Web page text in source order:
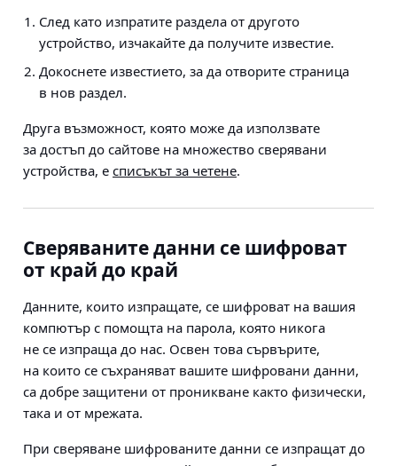
След като изпратите раздела от другото
устройство, изчакайте да получите известие.
Докоснете известието, за да отворите страница
в нов раздел.
Друга възможност, която може да използвате
за достъп до сайтове на множество сверявани
устройства, е списъкът за четене.
Сверяваните данни се шифроват
от край до край
Данните, които изпращате, се шифроват на вашия
компютър с помощта на парола, която никога
не се изпраща до нас. Освен това сървърите,
на които се съхраняват вашите шифровани данни,
са добре защитени от проникване както физически,
така и от мрежата.
При сверяване шифрованите данни се изпращат до